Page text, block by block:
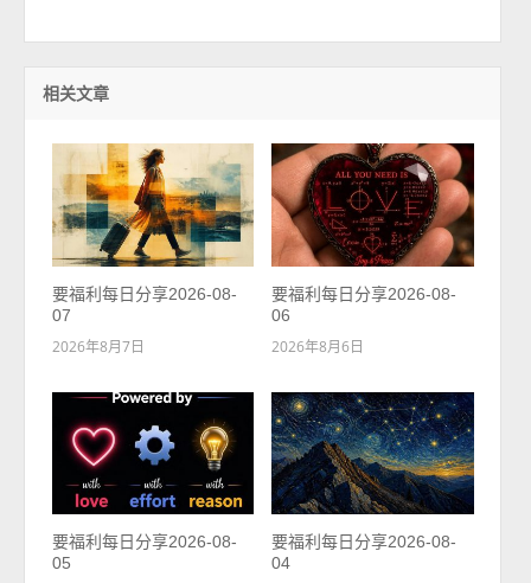
相关文章
要福利每日分享2026-08-
07
2026年8月7日
要福利每日分享2026-08-
06
2026年8月6日
要福利每日分享2026-08-
05
要福利每日分享2026-08-
04